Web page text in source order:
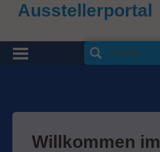
Ausstellerportal
Willkommen im